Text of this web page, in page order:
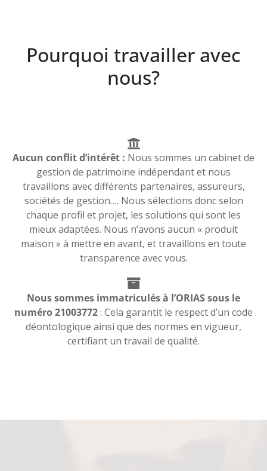
Pourquoi travailler avec
nous?
Aucun conflit d’intérêt : Nous sommes un cabinet de
gestion de patrimoine indépendant et nous
travaillons avec différents partenaires, assureurs,
sociétés de gestion…. Nous sélections donc selon
chaque profil et projet, les solutions qui sont les
mieux adaptées. Nous n’avons aucun « produit
maison » à mettre en avant, et travaillons en toute
transparence avec vous.
Nous sommes immatriculés à l’ORIAS sous le
numéro 21003772: Cela garantit le respect d’un code
déontologique ainsi que des normes en vigueur,
certifiant un travail de qualité.